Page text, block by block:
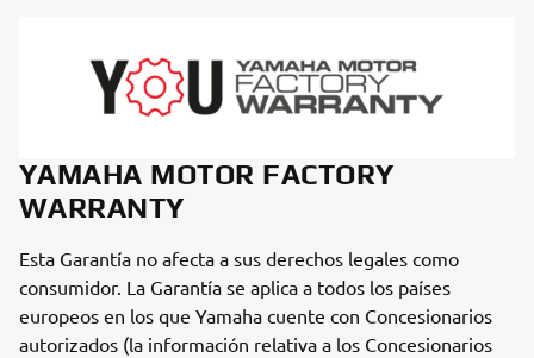
YAMAHA MOTOR FACTORY
WARRANTY
Esta Garantía no afecta a sus derechos legales como
consumidor. La Garantía se aplica a todos los países
europeos en los que Yamaha cuente con Concesionarios
autorizados (la información relativa a los Concesionarios